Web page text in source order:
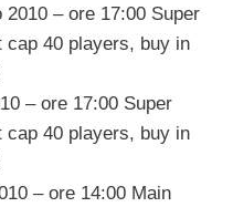
2010 – ore 17:00 Super
cap 40 players, buy in
– ore 17:00 Super
cap 40 players, buy in
– ore 14:00 Main